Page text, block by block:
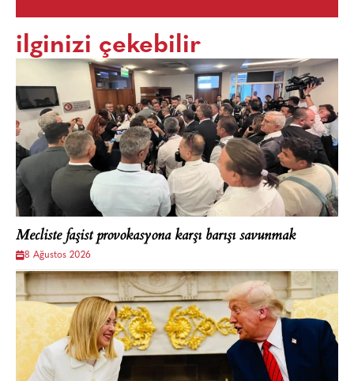
ilginizi çekebilir
Mecliste faşist provokasyona karşı barışı savunmak
8 Ağustos 2026